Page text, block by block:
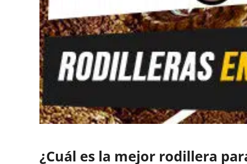
¿Cuál es la mejor rodillera